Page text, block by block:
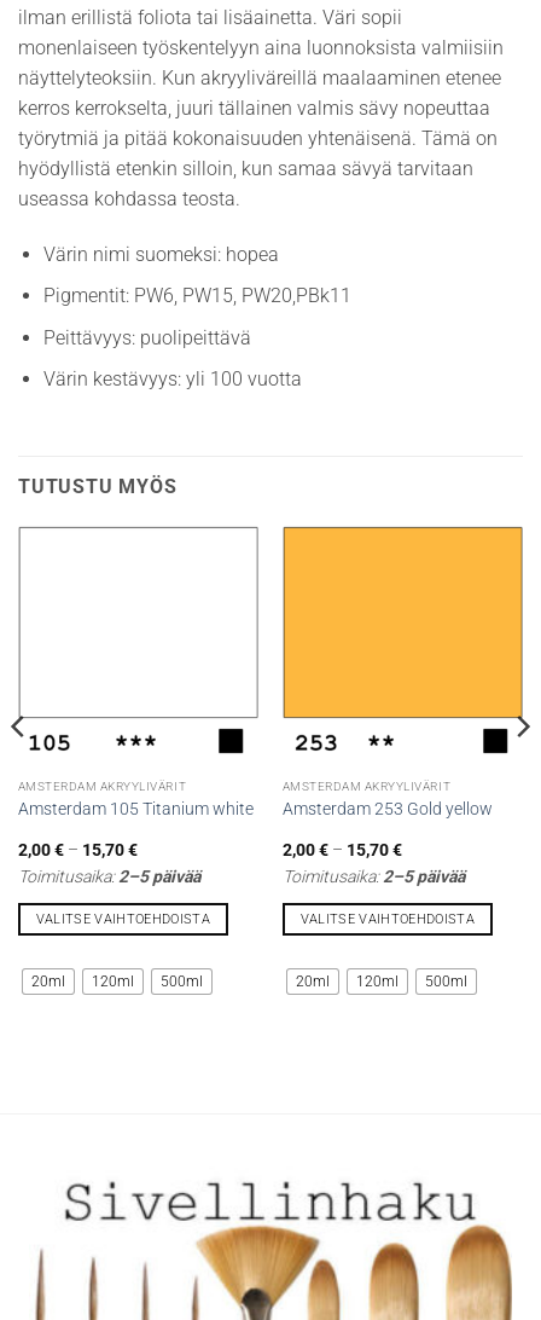
ilman erillistä foliota tai lisäainetta. Väri sopii
monenlaiseen työskentelyyn aina luonnoksista valmiisiin
näyttelyteoksiin. Kun akryyliväreillä maalaaminen etenee
kerros kerrokselta, juuri tällainen valmis sävy nopeuttaa
työrytmiä ja pitää kokonaisuuden yhtenäisenä. Tämä on
hyödyllistä etenkin silloin, kun samaa sävyä tarvitaan
useassa kohdassa teosta.
Värin nimi suomeksi: hopea
Pigmentit: PW6, PW15, PW20,PBk11
Peittävyys: puolipeittävä
Värin kestävyys: yli 100 vuotta
TUTUSTU MYÖS
AMSTERDAM AKRYYLIVÄRIT
Amsterdam 105 Titanium white
2,00€ – 15,70€Hintaluokka:
2,00 €
-
Toimitusaika:2–5 päivää
VALITSE VAIHTOEHDOISTA
tuotteella
on
20ml 120ml 500ml
AMSTERDAM AKRYYLIVÄRIT
Amsterdam 253 Gold yellow
2,00€ – 15,70€Hintaluokka:
2,00 €
-
Toimitusaika:2–5 päivää
VALITSE VAIHTOEHDOISTA
tuotteella
on
20ml 120ml 500ml